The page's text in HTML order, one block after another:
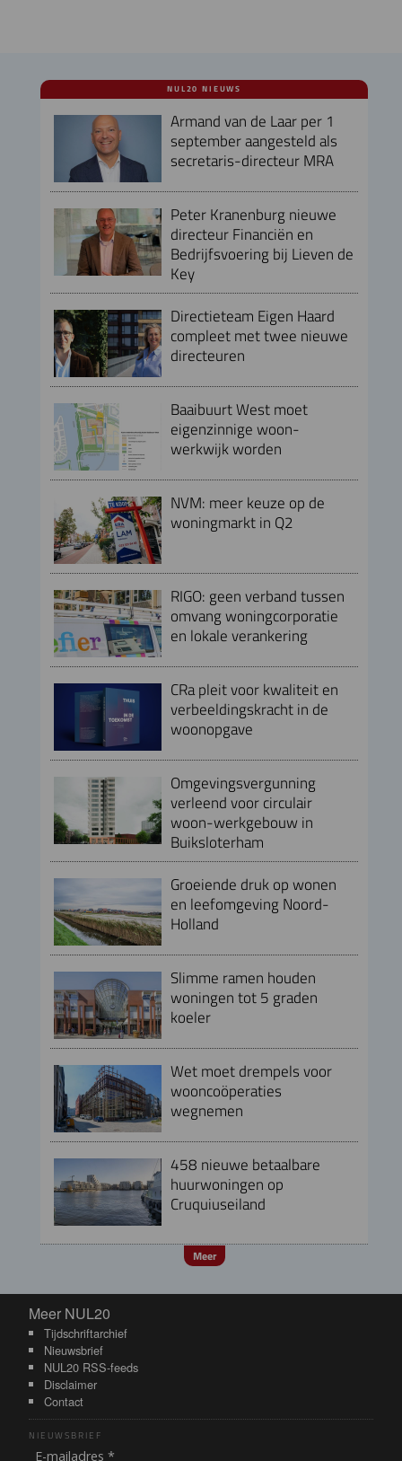
NUL20 NIEUWS
Armand van de Laar per 1
september aangesteld als
secretaris-directeur MRA
Peter Kranenburg nieuwe
directeur Financiën en
Bedrijfsvoering bij Lieven de
Key
Directieteam Eigen Haard
compleet met twee nieuwe
directeuren
Baaibuurt West moet
eigenzinnige woon-
werkwijk worden
NVM: meer keuze op de
woningmarkt in Q2
RIGO: geen verband tussen
omvang woningcorporatie
en lokale verankering
CRa pleit voor kwaliteit en
verbeeldingskracht in de
woonopgave
Omgevingsvergunning
verleend voor circulair
woon-werkgebouw in
Buiksloterham
Groeiende druk op wonen
en leefomgeving Noord-
Holland
Slimme ramen houden
woningen tot 5 graden
koeler
Wet moet drempels voor
wooncoöperaties
wegnemen
458 nieuwe betaalbare
huurwoningen op
Cruquiuseiland
Meer
Meer NUL20
Meer NUL20
Tijdschriftarchief
Nieuwsbrief
NUL20 RSS-feeds
Disclaimer
Contact
NIEUWSBRIEF
E-mailadres *